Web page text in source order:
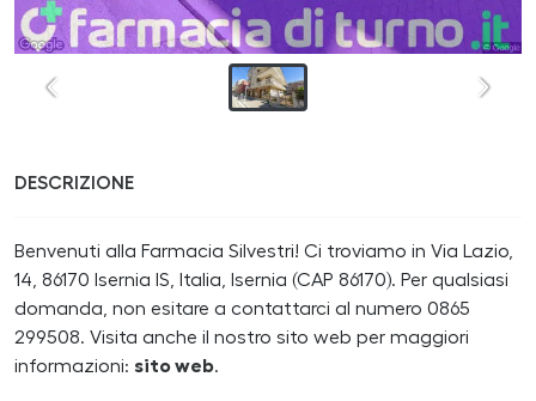
DESCRIZIONE
Benvenuti alla Farmacia Silvestri! Ci troviamo in Via Lazio,
14, 86170 Isernia IS, Italia, Isernia (CAP 86170). Per qualsiasi
domanda, non esitare a contattarci al numero 0865
299508. Visita anche il nostro sito web per maggiori
informazioni: sito web.